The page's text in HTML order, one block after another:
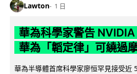
Lawton 1 日
華為科學家警告
華為「韜定律」可繞過
華為半導體首席科學家廖恒罕見接受近